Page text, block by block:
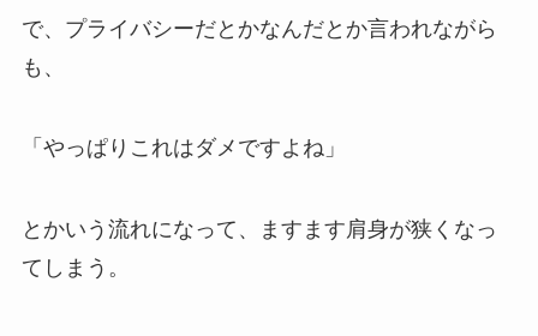
で、プライバシーだとかなんだとか言われながら
も、
「やっぱりこれはダメですよね」
とかいう流れになって、ますます肩身が狭くなっ
てしまう。